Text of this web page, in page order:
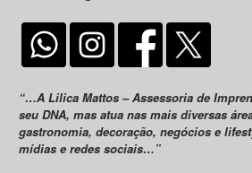
“…A Lilica Mattos – Assessoria de
seu DNA, mas atua nas mais diversas
gastronomia, decoração, negócios e
mídias e redes sociais…”